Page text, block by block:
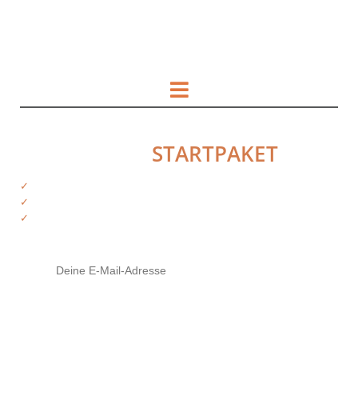
STARTPAKET
✓
✓
✓